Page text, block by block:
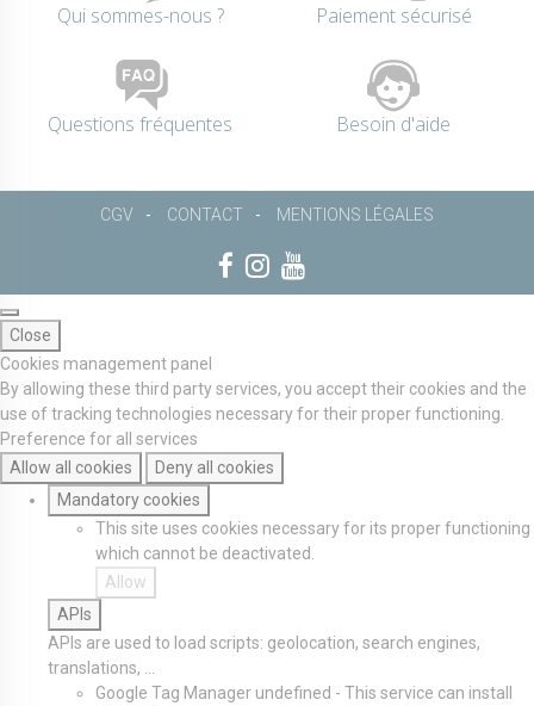
Qui sommes-nous ? Paiement sécurisé
Questions fréquentes Besoin d'aide
CGV CONTACT MENTIONS LÉGALES
Close
Cookies management panel
By allowing these third party services, you accept their cookies and the
use of tracking technologies necessary for their proper functioning.
Preference for all services
Allow all cookies
Deny all cookies
Mandatory cookies
This site uses cookies necessary for its proper functioning
which cannot be deactivated.
Allow
APIs
APIs are used to load scripts: geolocation, search engines,
translations, ...
Google Tag Manager undefined - This service can install